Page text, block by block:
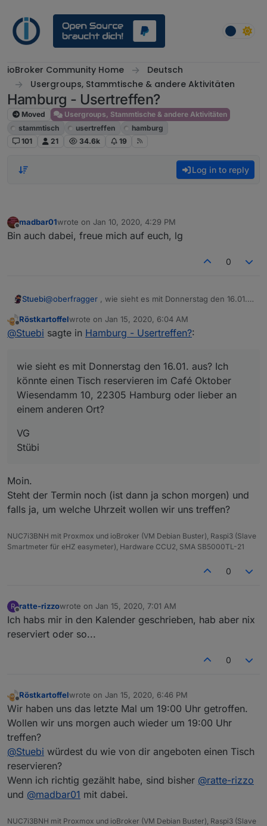
ioBroker Community Home
Deutsch
Usergroups, Stammtische & andere Aktivitäten
Hamburg - Usertreffen?
Moved
Usergroups, Stammtische & andere Aktivitäten
stammtisch
usertreffen
hamburg
101
21 34.6k 19
Log in to reply
Offline
madbar01wrote on Jan 10, 2020, 4:29 PM
last edited by
Bin auch dabei, freue mich auf euch, lg
0
Stuebi@oberfragger , wie sieht es mit Donnerstag den 16.01.
Oktober Wiesendamm 10, 22305 Hamburg oder lieber
an einem anderen Ort?
VG
Stübi
Offline
Röstkartoffelwrote on Jan 15, 2020, 6:04 AM
last edited by
@Stuebi sagte in Hamburg - Usertreffen?:
wie sieht es mit Donnerstag den 16.01. aus? Ich
könnte einen Tisch reservieren im Café Oktober
Wiesendamm 10, 22305 Hamburg oder lieber an
einem anderen Ort?
VG
Stübi
Moin.
Steht der Termin noch (ist dann ja schon morgen) und
falls ja, um welche Uhrzeit wollen wir uns treffen?
NUC7i3BNH mit Proxmox und ioBroker (VM Debian Buster), Raspi3 (Slave
Smartmeter für eHZ easymeter), Hardware CCU2, SMA SB5000TL-21
0
R
Offline
ratte-rizzowrote on Jan 15, 2020, 7:01 AM
last edited by
Ich habs mir in den Kalender geschrieben, hab aber nix
reserviert oder so...
0
Offline
Röstkartoffelwrote on Jan 15, 2020, 6:46 PM
last edited by
Wir haben uns das letzte Mal um 19:00 Uhr getroffen.
Wollen wir uns morgen auch wieder um 19:00 Uhr
treffen?
@Stuebi würdest du wie von dir angeboten einen Tisch
reservieren?
Wenn ich richtig gezählt habe, sind bisher @ratte-rizzo
und @madbar01 mit dabei.
NUC7i3BNH mit Proxmox und ioBroker (VM Debian Buster), Raspi3 (Slave